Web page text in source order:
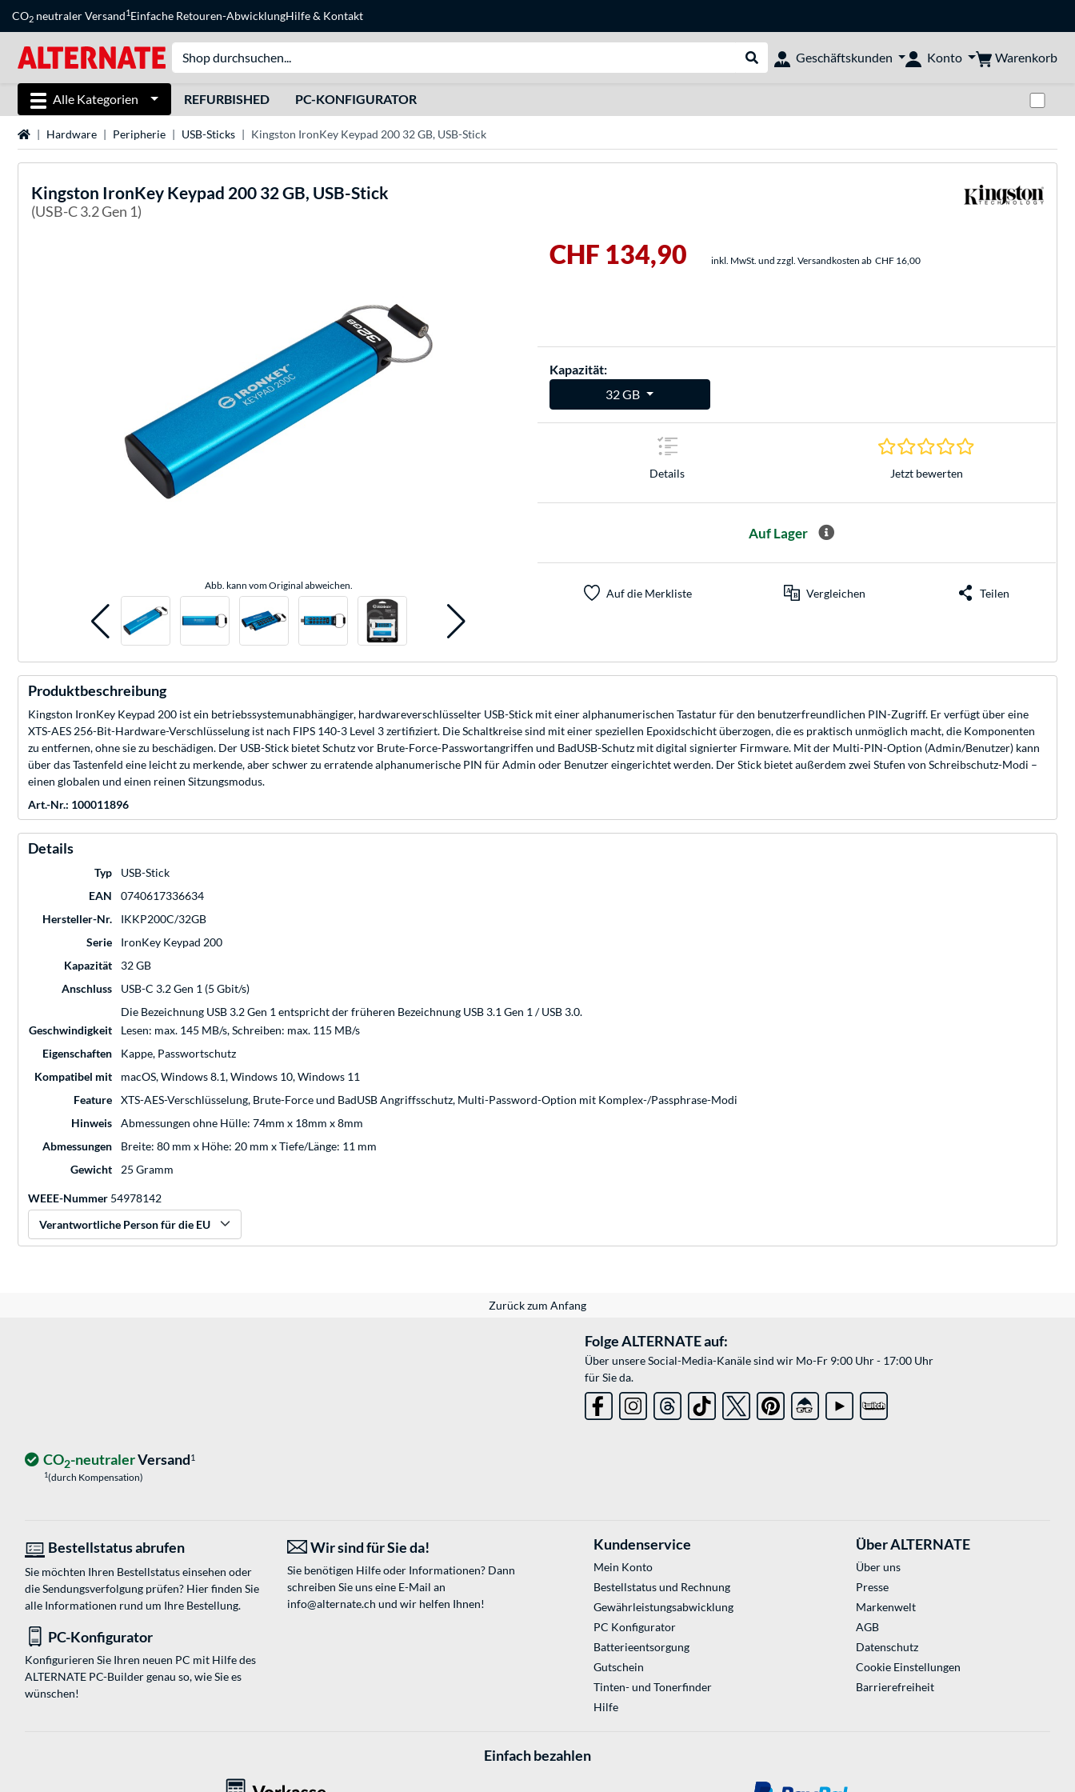
CO2 neutraler Versand1Einfache Retouren-AbwicklungHilfe& Kontakt
Suche durchführen
Geschäftskunden Konto Warenkorb
Alle Kategorien REFURBISHED PC-KONFIGURATOR
StartseiteHardware Peripherie USB-Sticks Kingston IronKey Keypad 200 32 GB, USB-Stick
Kingston IronKey Keypad 200 32 GB, USB-Stick
(USB-C 3.2 Gen 1)
Abb. kann vom Original abweichen.
CHF 134,90 inkl. MwSt. und zzgl. Versandkosten ab CHF 16,00
Kapazität:
32 GB
Details
0.0 Sterne bei 0
Jetzt bewerten
Auf Lager
Auf die Merkliste Vergleichen Teilen
Produktbeschreibung
Kingston IronKey Keypad 200 ist ein betriebssystemunabhängiger, hardwareverschlüsselter USB-Stick mit einer alphanumerischen Tastatur für den benutzerfreundlichen PIN-Zugriff. Er verfügt über eine
XTS-AES 256-Bit-Hardware-Verschlüsselung ist nach FIPS 140-3 Level 3 zertifiziert. Die Schaltkreise sind mit einer speziellen Epoxidschicht überzogen, die es praktisch unmöglich macht, die Komponenten
zu entfernen, ohne sie zu beschädigen. Der USB-Stick bietet Schutz vor Brute-Force-Passwortangriffen und BadUSB-Schutz mit digital signierter Firmware. Mit der Multi-PIN-Option (Admin/Benutzer) kann
über das Tastenfeld eine leicht zu merkende, aber schwer zu erratende alphanumerische PIN für Admin oder Benutzer eingerichtet werden. Der Stick bietet außerdem zwei Stufen von Schreibschutz-Modi –
einen globalen und einen reinen Sitzungsmodus.
Art.-Nr.: 100011896
Details
Typ
USB-Stick
EAN
0740617336634
Hersteller-Nr.
IKKP200C/32GB
Serie
IronKey Keypad 200
Kapazität
32 GB
Anschluss
USB-C 3.2 Gen 1 (5 Gbit/s)
Die Bezeichnung USB 3.2 Gen 1 entspricht der früheren Bezeichnung USB 3.1 Gen 1 / USB 3.0.
Geschwindigkeit
Lesen: max. 145 MB/s, Schreiben: max. 115 MB/s
Eigenschaften
Kappe, Passwortschutz
Kompatibel mit
macOS, Windows 8.1, Windows 10, Windows 11
Feature
XTS-AES-Verschlüsselung, Brute-Force und BadUSB Angriffsschutz, Multi-Password-Option mit Komplex-/Passphrase-Modi
Hinweis
Abmessungen ohne Hülle: 74mm x 18mm x 8mm
Abmessungen
Breite: 80 mm x Höhe: 20 mm x Tiefe/Länge: 11 mm
Gewicht
25 Gramm
WEEE-Nummer 54978142
Verantwortliche Person für die EU
Zurück zum Anfang
Folge ALTERNATE auf:
Über unsere Social-Media-Kanäle sind wir Mo-Fr 9:00 Uhr - 17:00 Uhr
für Sie da.
CO2-neutralerVersand1
1(durch Kompensation)
Bestellstatus abrufen
Sie möchten Ihren Bestellstatus einsehen oder
die Sendungsverfolgung prüfen? Hier finden Sie
alle Informationen rund um Ihre Bestellung.
Wir sind für Sie da!
Sie benötigen Hilfe oder Informationen? Dann
schreiben Sie uns eine E-Mail an
info@alternate.ch und wir helfen Ihnen!
PC-Konfigurator
Konfigurieren Sie Ihren neuen PC mit Hilfe des
ALTERNATE PC-Builder genau so, wie Sie es
wünschen!
Kundenservice
Mein Konto
Bestellstatus und Rechnung
Gewährleistungsabwicklung
PC Konfigurator
Batterieentsorgung
Gutschein
Tinten- und Tonerfinder
Hilfe
Über ALTERNATE
Über uns
Presse
Markenwelt
AGB
Datenschutz
Cookie Einstellungen
Barrierefreiheit
Einfach bezahlen